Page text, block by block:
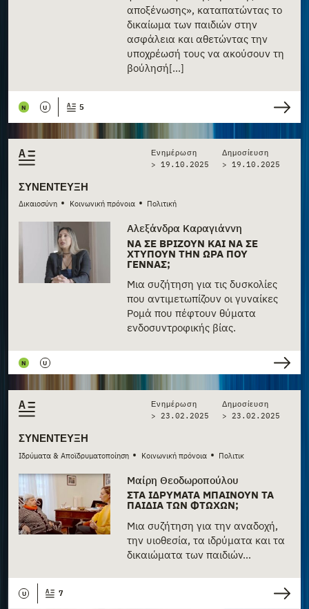
αποξένωσης», καταπατώντας το
δικαίωμα των παιδιών στην
ασφάλεια και αθετώντας την
υποχρέωσή τους να ακούσουν τη
βούλησή[...]
N U 5
ΣΥΝΈΝΤΕΥΞΗ
Δικαιοσύνη • Κοινωνική πρόνοια • Πολιτική
Ενημέρωση
> 19.10.2025
Δημοσίευση
> 19.10.2025
Αλεξάνδρα Καραγιάννη
ΝΑ ΣΕ ΒΡΊΖΟΥΝ ΚΑΙ ΝΑ ΣΕ
ΧΤΥΠΟΎΝ ΤΗΝ ΏΡΑ ΠΟΥ
ΓΕΝΝΆΣ;
Μια συζήτηση για τις δυσκολίες
που αντιμετωπίζουν οι γυναίκες
Ρομά που πέφτουν θύματα
ενδοσυντροφικής βίας.
N U
ΣΥΝΈΝΤΕΥΞΗ
Ιδρύματα & Αποϊδρυματοποίηση • Κοινωνική πρόνοια • Πολιτική
Ενημέρωση
> 23.02.2025
Δημοσίευση
> 23.02.2025
Μαίρη Θεοδωροπούλου
ΣΤΑ ΙΔΡΎΜΑΤΑ ΜΠΑΊΝΟΥΝ ΤΑ
ΠΑΙΔΙΆ ΤΩΝ ΦΤΩΧΏΝ;
Μια συζήτηση για την αναδοχή,
την υιοθεσία, τα ιδρύματα και τα
δικαιώματα των παιδιών…
U 7